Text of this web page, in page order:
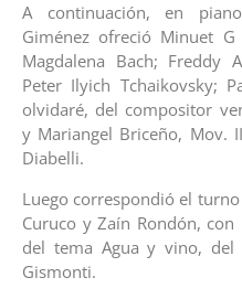
A continuación, en
Giménez ofreció Minuet
Magdalena Bach; Freddy
Peter Ilyich Tchaikovsky;
olvidaré, del compositor
y Mariangel Briceño, Mov.
Diabelli.
Luego correspondió el
Curuco y Zaín Rondón,
del tema Agua y vino, del
Gismonti.